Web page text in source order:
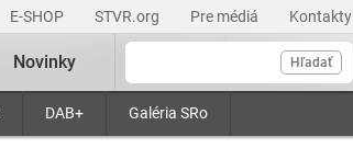
E-SHOP STVR.org Pre médiá Kontakty
Hľadať
DAB+ Galéria SRo
Novinky